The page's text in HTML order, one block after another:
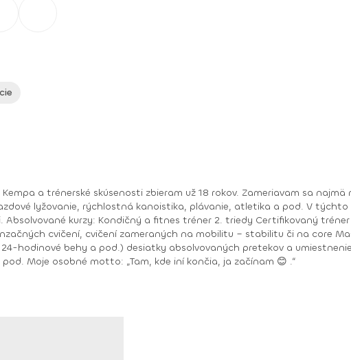
a trénerské skúsenosti zbieram už 18 rokov. Zameriavam sa
lyžovanie, rýchlostná kanoistika, plávanie, atletika a pod. V
zameraných na mobilitu – stabilitu či na core Masér Moje osobné úspechy: 12x ironman 20x halfironman 20x ultramaratón
a umiestnenie na medailových pozíciách v bežeckom lyžovaní, triatlone, plávaní, behu,
prekážkovom behu a pod. Moje osobné motto: „Tam, kde iní končia, ja začínam 😊 .“